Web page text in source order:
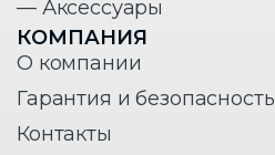
— Аксессуары
КОМПАНИЯ
О компании
Гарантия и безопасность
Контакты